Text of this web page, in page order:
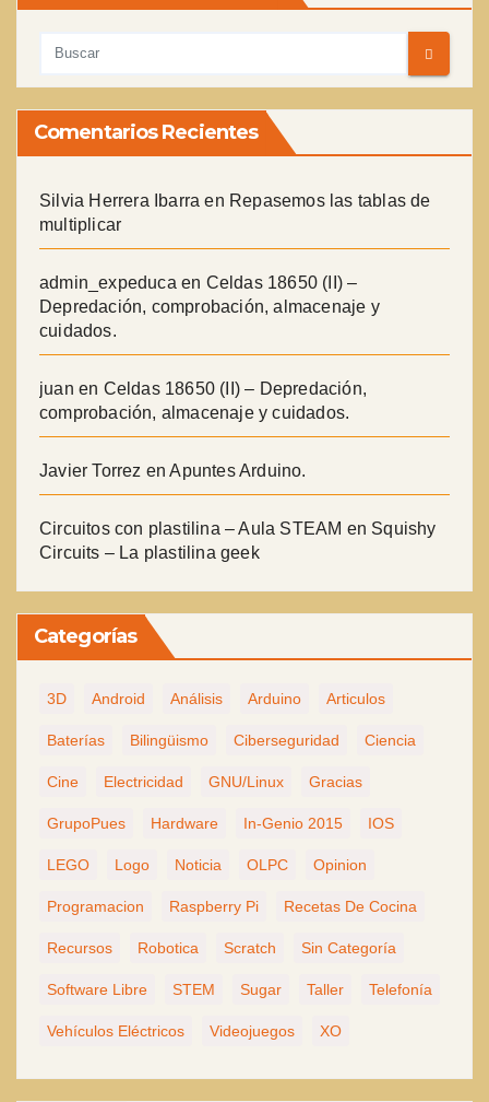
Comentarios Recientes
Silvia Herrera Ibarra en Repasemos las tablas de
multiplicar
admin_expeducaen Celdas 18650 (II) –
Depredación, comprobación, almacenaje y
cuidados.
juan en Celdas 18650 (II) – Depredación,
comprobación, almacenaje y cuidados.
Javier Torrez enApuntes Arduino.
Circuitos con plastilina – Aula STEAM en Squishy
Circuits – La plastilina geek
Categorías
3D Android Análisis Arduino Articulos
Baterías Bilingüismo Ciberseguridad Ciencia
Cine Electricidad GNU/Linux Gracias
GrupoPues Hardware In-Genio 2015 IOS
LEGO Logo Noticia OLPC Opinion
Programacion Raspberry Pi Recetas De Cocina
Recursos Robotica Scratch Sin Categoría
Software Libre STEM Sugar Taller Telefonía
Vehículos Eléctricos Videojuegos XO